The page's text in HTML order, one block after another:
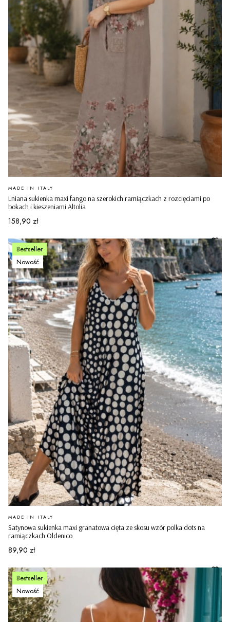
Lniana sukienka maxi fango na szerokich ramiączkach z rozcięciami po
bokach i kieszeniami Altolia
PRODUCENT
MADE IN ITALY
Cena
158,90 zł
Bestseller
Nowość
Satynowa sukienka maxi granatowa cięta ze skosu wzór polka dots na
ramiączkach Oldenico
PRODUCENT
MADE IN ITALY
Cena
89,90 zł
Bestseller
Nowość